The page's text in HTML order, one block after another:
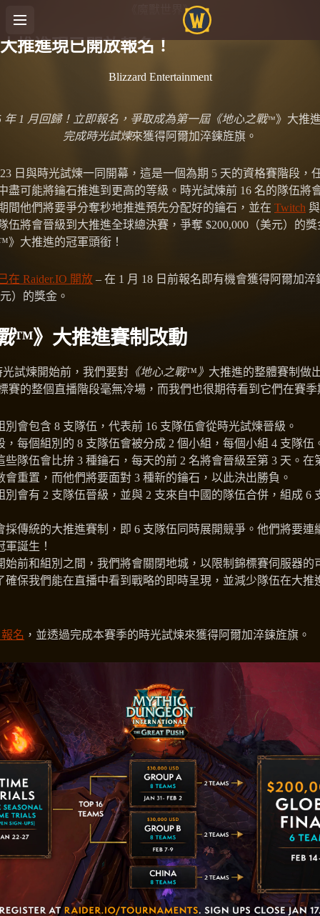
《魔獸世界》
大推進現已開放報名！
Blizzard Entertainment
年 1 月回歸！立即報名，爭取成為第一屆《地心之戰™》大推
完成時光試煉來獲得阿爾加淬鍊旌旗。
日與時光試煉一同開幕，這是一個為期 5 天的資格賽階段，
盡可能將鑰石推進到更高的等級。時光試煉前 16 名的隊伍將
間他們將要爭分奪秒地推進預先分配好的鑰石，並在 Twitch
伍將會晉級到大推進全球總決賽，爭奪 $200,000（美元）的
》大推進的冠軍頭銜！
在 Raider.IO 開放 – 在 1 月 18 日前報名即有機會獲得阿爾加
）的獎金。
™》大推進賽制改動
光試煉開始前，我們要對 《地心之戰™》 大推進的整體賽制做
賽的整個直播階段毫無冷場，而我們也很期待看到它們在賽
別會包含 8 支隊伍，代表前 16 支隊伍會從時光試煉晉級。
，每個組別的 8 支隊伍會被分成 2 個小組，每個小組 4 支隊伍
些隊伍會比拚 3 種鑰石，每天的前 2 名將會晉級至第 3 天。在
會重置，而他們將要面對 3 種新的鑰石，以此決出勝負。
別會有 2 支隊伍晉級，並與 2 支來自中國的隊伍合併，組成 6
採傳統的大推進賽制，即 6 支隊伍同時展開競爭。他們將要連
誕生！
始前和組別之間，我們將會關閉地城，以限制錦標賽伺服器的
確保我們能在直播中看到戰略的即時呈現，並減少隊伍在大推
名 ，並透過完成本賽季的時光試煉來獲得阿爾加淬鍊旌旗。